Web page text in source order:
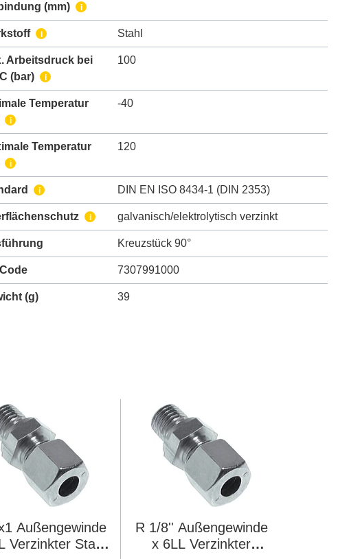
(mm) i
i Stahl
Arbeitsdruck bei
(bar)
i
100
Temperatur
i
-40
Temperatur
i
120
i DIN EN ISO 8434-1 (DIN 2353)
i galvanisch/elektrolytisch verzinkt
Kreuzstück 90°
7307991000
(g) 39
Außengewinde
Verzinkter Stahl
R 1/8'' Außengewinde
x 6LL Verzinkter